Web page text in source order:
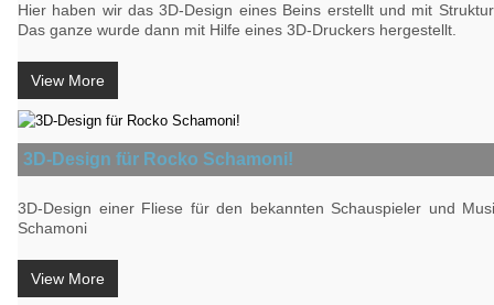
Hier haben wir das 3D-Design eines Beins erstellt und mit
Das ganze wurde dann mit Hilfe eines 3D-Druckers hergestellt.
View More
3D-Design für Rocko Schamoni!
3D-Design einer Fliese für den bekannten Schauspieler und
Schamoni
View More